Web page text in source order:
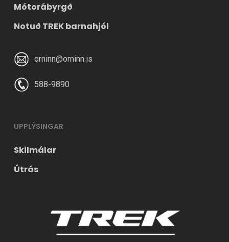
Mótorábyrgð
Notuð TREK barnahjól
orninn@orninn.is
588-9890
UPPLÝSINGAR
Skilmálar
Útrás